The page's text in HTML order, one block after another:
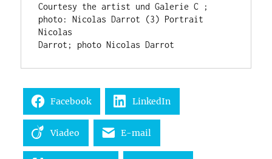
Courtesy the artist und Galerie C ;
photo: Nicolas Darrot (3) Portrait
Nicolas
Darrot; photo Nicolas Darrot
Facebook LinkedIn
Viadeo E-mail